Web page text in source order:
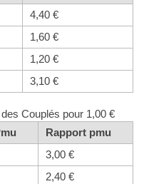
4,40 €
1,60 €
1,20 €
3,10 €
Couplés pour 1,00 €
Rapport pmu
3,00 €
2,40 €